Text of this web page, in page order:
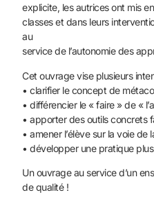
explicite, les autrices ont mis
classes et dans leurs
au
service de l’autonomie des
Cet ouvrage vise plusieurs
• clarifier le concept de
• différencier le « faire » de «
• apporter des outils concrets
• amener l’élève sur la voie de
• développer une pratique
Un ouvrage au service d’un
de qualité !